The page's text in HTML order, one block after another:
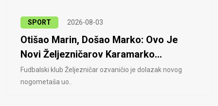
SPORT 2026-08-03
Otišao Marin, Došao Marko: Ovo Je
Novi Željezničarov Karamarko...
Fudbalski klub Željezničar ozvaničio je dolazak novog
nogometaša uo..